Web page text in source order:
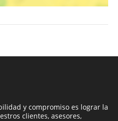
y compromiso es lograr la
clientes, asesores,